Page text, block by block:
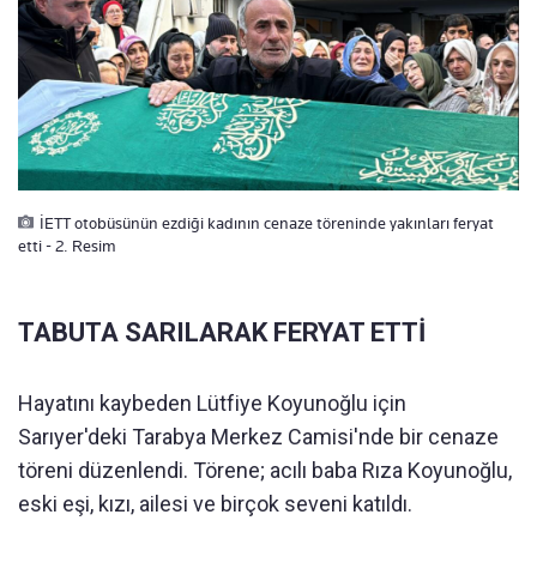
İETT otobüsünün ezdiği kadının cenaze töreninde yakınları feryat
etti - 2. Resim
TABUTA SARILARAK FERYAT ETTİ
Hayatını kaybeden Lütfiye Koyunoğlu için
Sarıyer'deki Tarabya Merkez Camisi'nde bir cenaze
töreni düzenlendi. Törene; acılı baba Rıza Koyunoğlu,
eski eşi, kızı, ailesi ve birçok seveni katıldı.